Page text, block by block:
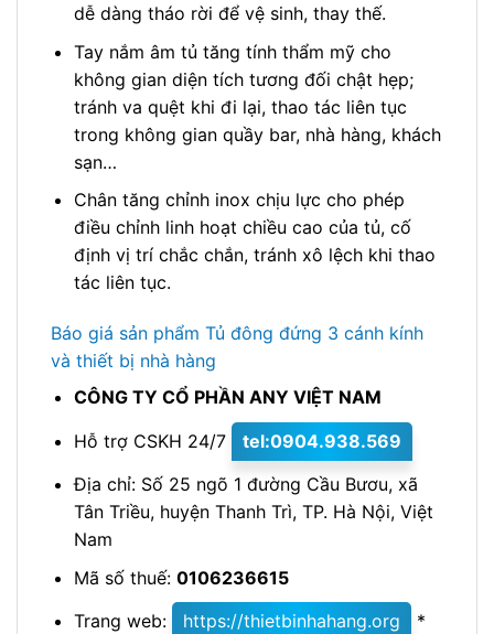
dễ dàng tháo rời để vệ sinh, thay thế.
Tay nắm âm tủ tăng tính thẩm mỹ cho
không gian diện tích tương đối chật hẹp;
tránh va quệt khi đi lại, thao tác liên tục
trong không gian quầy bar, nhà hàng, khách
sạn…
Chân tăng chỉnh inox chịu lực cho phép
điều chỉnh linh hoạt chiều cao của tủ, cố
định vị trí chắc chắn, tránh xô lệch khi thao
tác liên tục.
Báo giá sản phẩm Tủ đông đứng 3 cánh kính
và thiết bị nhà hàng
CÔNG TY CỔ PHẦN ANY VIỆT NAM
Hỗ trợ CSKH 24/7
tel:0904.938.569
Địa chỉ: Số 25 ngõ 1 đường Cầu Bươu, xã
Tân Triều, huyện Thanh Trì, TP. Hà Nội, Việt
Nam
Mã số thuế: 0106236615
Trang web:
https://thietbinhahang.org
*